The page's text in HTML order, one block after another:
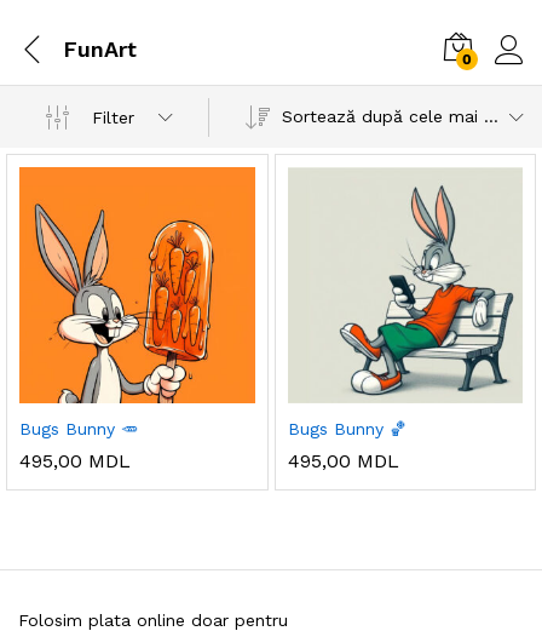
FunArt 0
Filter Sortează după cele mai recente
Bugs Bunny 🥕
495,00 MDL
Bugs Bunny 🏀
495,00 MDL
Folosim plata online doar pentru